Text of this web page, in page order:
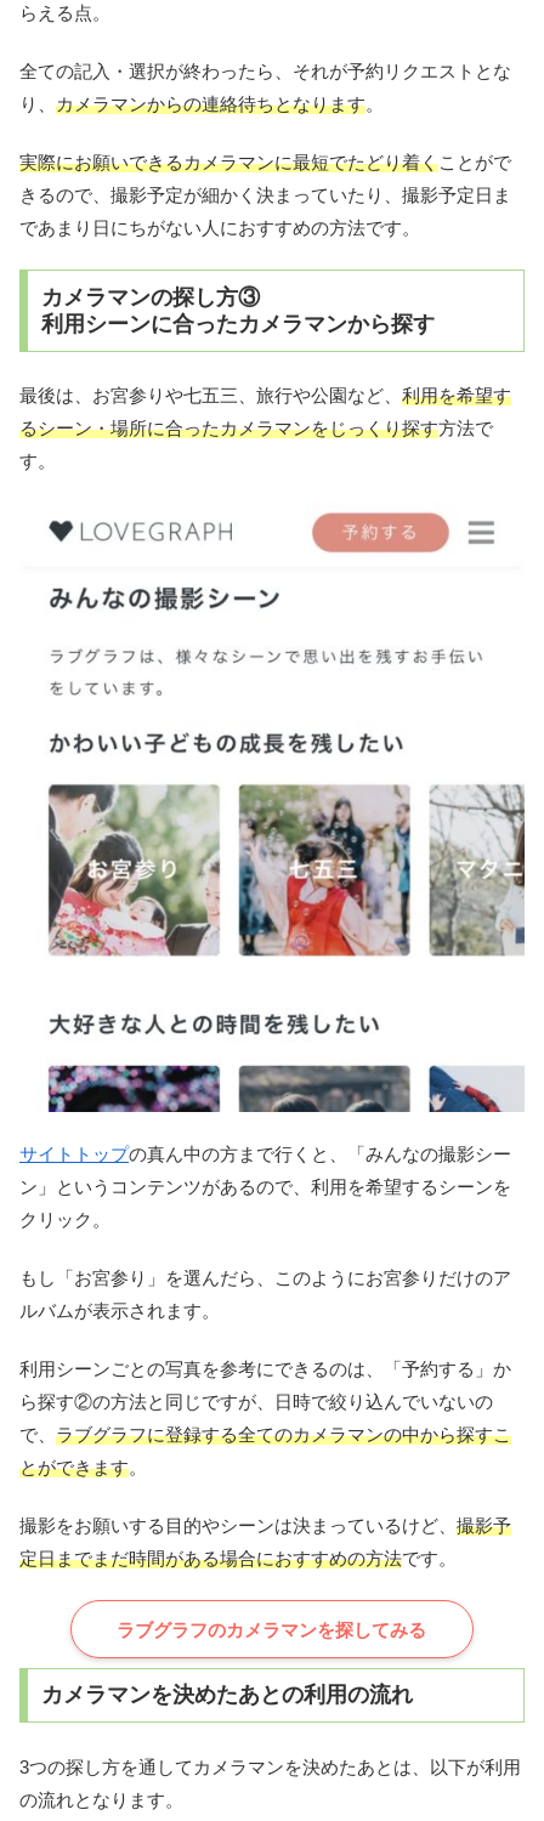
らえる点。
全ての記入・選択が終わったら、それが予約リクエストとな
り、 カメラマンからの連絡待ちとなります。
実際にお願いできるカメラマンに最短でたどり着くことがで
きるので、撮影予定が細かく決まっていたり、撮影予定日ま
であまり日にちがない人におすすめの方法です。
カメラマンの探し方③
利用シーンに合ったカメラマンから探す
最後は、お宮参りや七五三、旅行や公園など、 利用を希望す
るシーン・場所に合ったカメラマンをじっくり探す方法で
す。
サイトトップの真ん中の方まで行くと、「みんなの撮影シー
ン」というコンテンツがあるので、利用を希望するシーンを
クリック。
もし「お宮参り」を選んだら、このようにお宮参りだけのア
ルバムが表示されます。
利用シーンごとの写真を参考にできるのは、「予約する」か
ら探す②の方法と同じですが、日時で絞り込んでいないの
で、 ラブグラフに登録する全てのカメラマンの中から探すこ
とができます。
撮影をお願いする目的やシーンは決まっているけど、 撮影予
定日までまだ時間がある場合におすすめの方法です。
ラブグラフのカメラマンを探してみる
カメラマンを決めたあとの利用の流れ
3つの探し方を通してカメラマンを決めたあとは、以下が利用
の流れとなります。